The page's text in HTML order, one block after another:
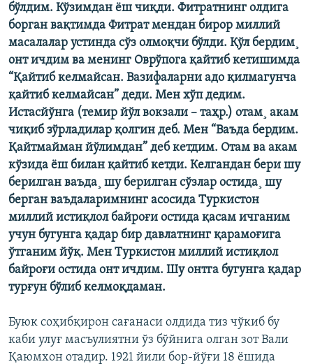
бўлдим. Кўзимдан ëш чиқди. Фитратнинг олдига
борган вақтимда Фитрат мендан бирор миллий
масалалар устинда сўз олмоқчи бўлди. Қўл бердим¸
онт ичдим ва менинг Оврўпога қайтиб кетишимда
“Қайтиб келмайсан. Вазифаларни адо қилмагунча
қайтиб келмайсан” деди. Мен хўп дедим.
Истасйўнга (темир йўл вокзали – таҳр.) отам¸ акам
чиқиб зўрладилар қолгин деб. Мен “Ваъда бердим.
Қайтмайман йўлимдан” деб кетдим. Отам ва акам
кўзида ëш билан қайтиб кетди. Келгандан бери шу
берилган ваъда¸ шу берилган сўзлар остида¸ шу
берган ваъдаларимнинг асосида Туркистон
миллий истиқлол байроғи остида қасам ичганим
учун бугунга қадар бир давлатнинг қарамоғига
ўтганим йўқ. Мен Туркистон миллий истиқлол
байроғи остида онт ичдим. Шу онтга бугунга қадар
турғун бўлиб келмоқдаман.
Буюк соҳибқирон сағанаси олдида тиз чўкиб бу
каби улуғ масъулиятни ўз бўйнига олган зот Вали
Қаюмхон отадир. 1921 йили бор-йўғи 18 ëшида